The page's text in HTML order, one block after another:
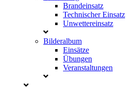
Brandeinsatz
Technischer Einsatz
Unwettereinsatz
Bilderalbum
Einsätze
Übungen
Veranstaltungen